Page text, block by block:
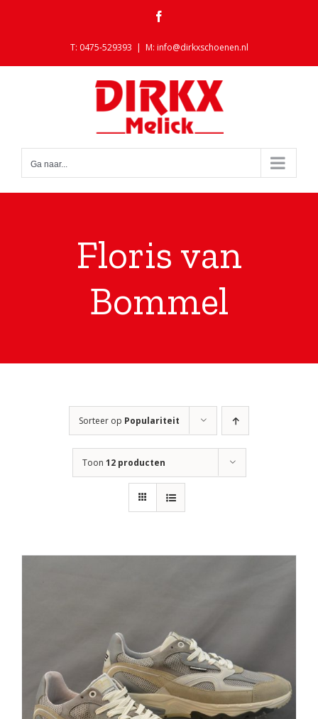
T: 0475-529393 | M: info@dirkxschoenen.nl
Ga naar...
Floris van
Bommel
Sorteer op Populariteit
Toon 12 producten